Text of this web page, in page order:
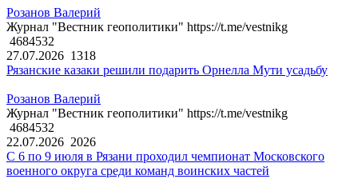
Розанов Валерий
Журнал "Вестник геополитики" https://t.me/vestnikg
4684532
27.07.2026 1318
Рязанские казаки решили подарить Орнелла Мути усадьбу
Розанов Валерий
Журнал "Вестник геополитики" https://t.me/vestnikg
4684532
22.07.2026 2026
С 6 по 9 июля в Рязани проходил чемпионат Московского
военного округа среди команд воинских частей